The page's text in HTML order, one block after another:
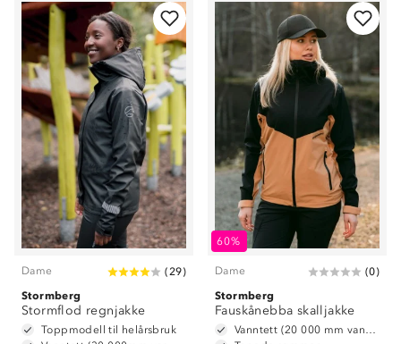
Dame (29)
Stormberg
Stormflod regnjakke
Toppmodell til helårsbruk
60%
Dame (0)
Stormberg
Fauskånebba skalljakke
Vanntett (20 000 mm vannsøyle)